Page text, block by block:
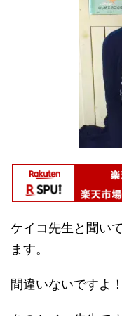
ケイコ先生と聞い
ます。
間違いないですよ